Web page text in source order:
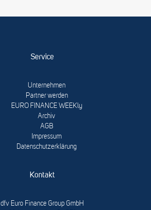
Service
Unternehmen
Partner werden
EURO FINANCE WEEKly
Archiv
AGB
Impressum
Datenschutzerklärung
Kontakt
dfv Euro Finance Group GmbH